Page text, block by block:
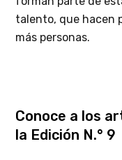
talento, que hacen
más personas.
Conoce a los
la Edición N.° 9